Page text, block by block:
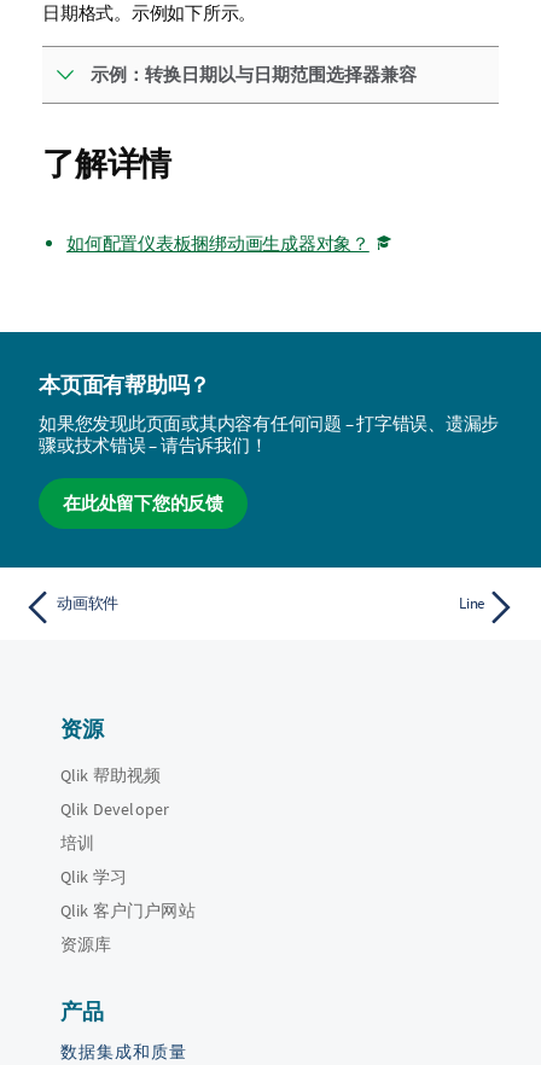
日期格式。示例如下所示。
示例：转换日期以与日期范围选择器兼容
了解详情
如何配置仪表板捆绑动画生成器对象？
本页面有帮助吗？
如果您发现此页面或其内容有任何问题 – 打字错误、遗漏步
骤或技术错误 – 请告诉我们！
在此处留下您的反馈
动画软件 Line
资源
Qlik 帮助视频
Qlik Developer
培训
Qlik 学习
Qlik 客户门户网站
资源库
产品
数据集成和质量